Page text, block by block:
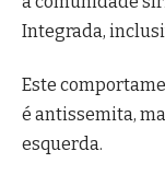
Integrada,
Este
é antissemita,
esquerda.